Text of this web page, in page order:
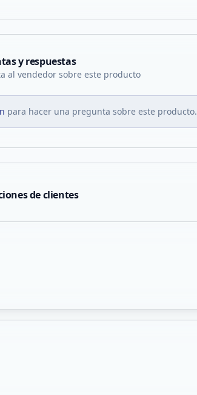
y respuestas
al vendedor sobre este producto
para hacer una pregunta sobre este producto.
de clientes